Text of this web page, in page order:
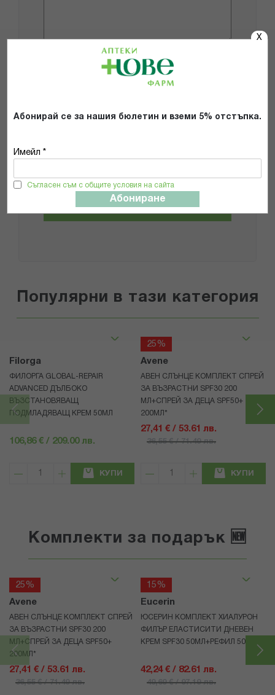
X
Абонирай се за нашия бюлетин и вземи 5% отстъпка.
Имейл *
Съгласен съм с общите условия на сайта
Абониране
Добави снимки
Препоръчвам продукта
Общите условия и политиката за
ИЗПРАТИ
Популярни в тази категория
Filorga
ФИЛОРГА GLOBAL-REPAIR
ADVANCED ДЪЛБОКО
ВЪЗСТАНОВЯВАЩ
ПОДМЛАДЯВАЩ КРЕМ 50МЛ
106,86 € / 209.00 лв.
КУПИ
25%
Avene
АВЕН СЛЪНЦЕ КОМПЛЕКТ СПРЕЙ
ЗА ВЪЗРАСТНИ SPF30 200
МЛ+СПРЕЙ ЗА ДЕЦА SPF50+
200МЛ*
27,41 € / 53.61 лв.
36,55 € / 71.49 лв.
КУПИ
Комплекти за подарък 🆕
25%
Avene
АВЕН СЛЪНЦЕ КОМПЛЕКТ СПРЕЙ
ЗА ВЪЗРАСТНИ SPF30 200
МЛ+СПРЕЙ ЗА ДЕЦА SPF50+
200МЛ*
27,41 € / 53.61 лв.
36,55 € / 71.49 лв.
15%
Eucerin
ЮСЕРИН КОМПЛЕКТ ХИАЛУРОН
ФИЛЪР ЕЛАСТИСИТИ ДНЕВЕН
КРЕМ SPF30 50МЛ+РЕФИЛ 50МЛ
42,24 € / 82.61 лв.
49,69 € / 97.19 лв.